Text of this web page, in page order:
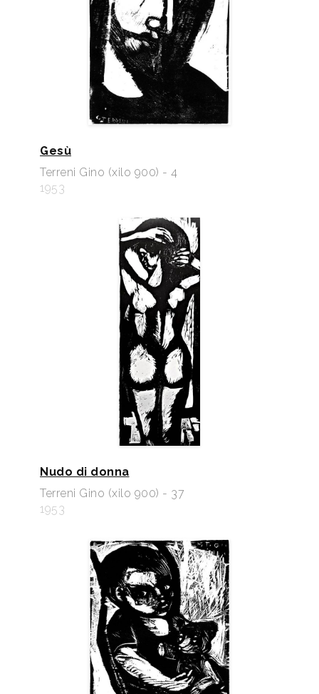
Gesù
Terreni Gino (xilo 900) - 4
1953
Nudo di donna
Terreni Gino (xilo 900) - 37
1953